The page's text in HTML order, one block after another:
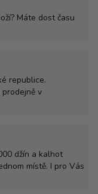
Máte dost času
republice.
v
džín a kalhot
místě. I pro Vás